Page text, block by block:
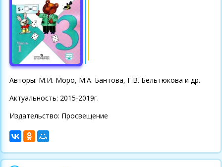
Авторы: М.И. Моро, М.А. Бантова, Г.В. Бельтюкова и др.
Актуальность: 2015-2019г.
Издательство: Просвещение